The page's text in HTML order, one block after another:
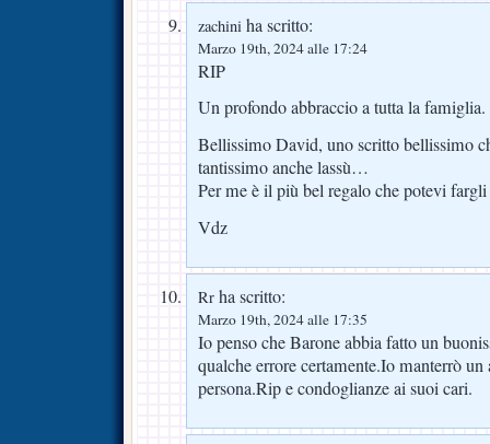
zachini ha scritto:
Marzo 19th, 2024 alle 17:24
RIP
Un profondo abbraccio a tutta la famiglia.
Bellissimo David, uno scritto bellissimo
tantissimo anche lassù…
Per me è il più bel regalo che potevi fargli
Vdz
Rr ha scritto:
Marzo 19th, 2024 alle 17:35
Io penso che Barone abbia fatto un
qualche errore certamente.Io manterrò
persona.Rip e condoglianze ai suoi cari.